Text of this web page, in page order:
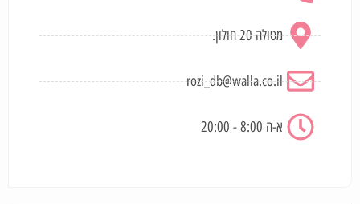
מטולה 20 חולון.
rozi_db@walla.co.il
א-ה 8:00 - 20:00